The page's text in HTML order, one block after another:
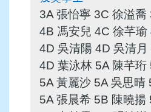
3A 張怡寧 3C 徐溢喬
4B 馮安兒 4C 徐芊瑜
4D 吳清陽 4D 吳清
4D 葉泳林 5A 陳芊珩
5A 黃麗沙 5A 吳思晴
5A 張晨希 5B 陳曉揚